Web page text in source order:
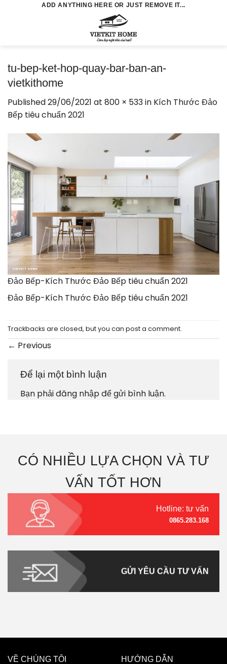
ADD ANYTHING HERE OR JUST REMOVE IT...
tu-bep-ket-hop-quay-bar-ban-an-
vietkithome
Published29/06/2021 at 800 × 533in Kích Thước Đảo
Bếp tiêu chuẩn 2021
Đảo Bếp-Kích Thước Đảo Bếp tiêu chuẩn 2021
Đảo Bếp-Kích Thước Đảo Bếp tiêu chuẩn 2021
Trackbacks are closed, but you can post a comment.
← Previous
Để lại một bình luận
Bạn phảiđăng nhậpđể gửi bình luận.
CÓ NHIỀU LỰA CHỌN VÀ TƯ
VẤN TỐT HƠN
Hotline: tư vấn
0865.283.168
GỬI YÊU CẦU TƯ VẤN
VỀ CHÚNG TÔI
HƯỚNG DẪN